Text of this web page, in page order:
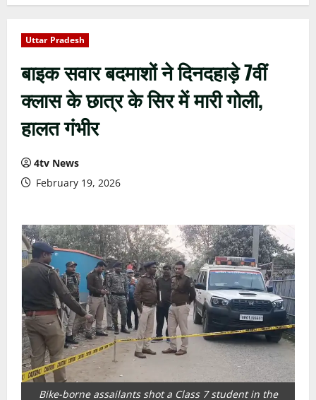
Uttar Pradesh
बाइक सवार बदमाशों ने दिनदहाड़े 7वीं
क्लास के छात्र के सिर में मारी गोली,
हालत गंभीर
4tv News
February 19, 2026
Bike-borne assailants shot a Class 7 student in the